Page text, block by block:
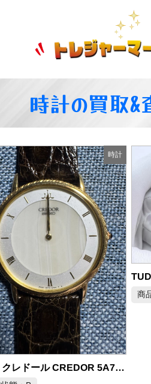
時計の買取&
時計
TUDOR Black Bay Fifty-Eight Navy Blue 自動巻き 腕時計 M79030B-0001
態：S
2026年7月10日 掲載